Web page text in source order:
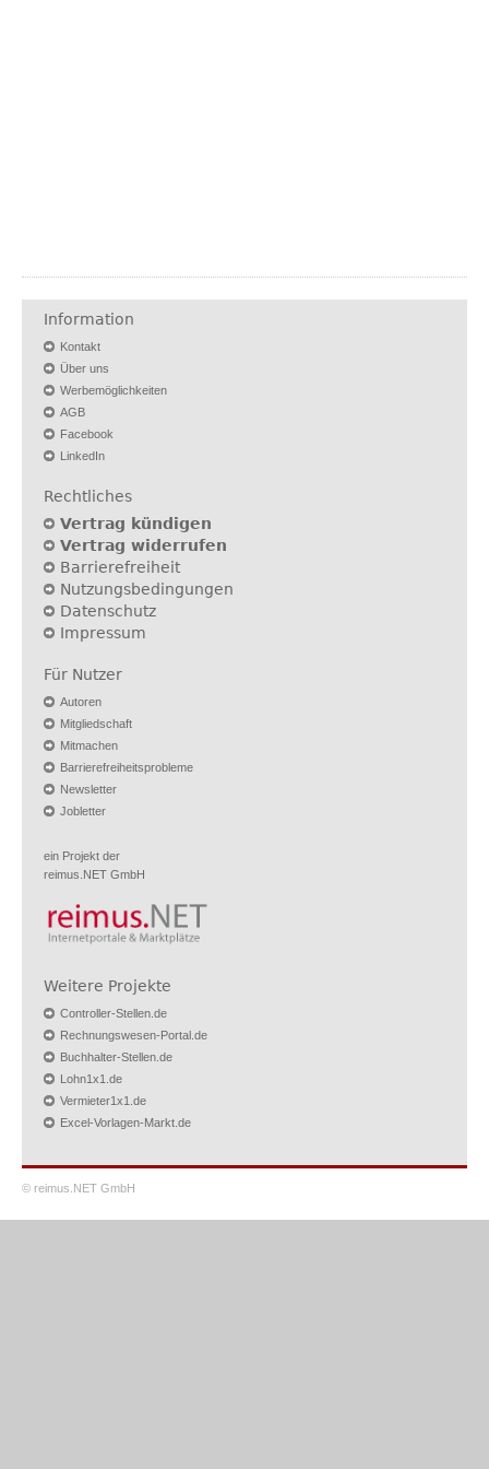
Information
Kontakt
Über uns
Werbemöglichkeiten
AGB
Facebook
LinkedIn
Rechtliches
Vertrag kündigen
Vertrag widerrufen
Barrierefreiheit
Nutzungsbedingungen
Datenschutz
Impressum
Für Nutzer
Autoren
Mitgliedschaft
Mitmachen
Barrierefreiheitsprobleme
Newsletter
Jobletter
ein Projekt der
reimus.NET GmbH
Weitere Projekte
Controller-Stellen.de
Rechnungswesen-Portal.de
Buchhalter-Stellen.de
Lohn1x1.de
Vermieter1x1.de
Excel-Vorlagen-Markt.de
© reimus.NET GmbH